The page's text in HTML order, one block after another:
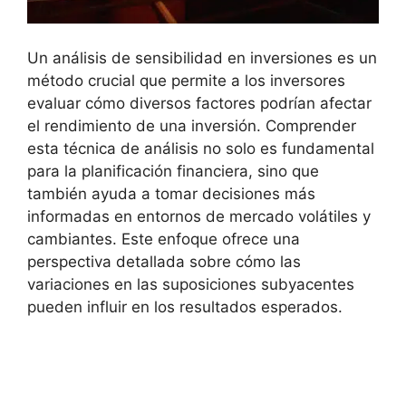
Un análisis de sensibilidad​ en inversiones es un
‍método crucial que ​permite a los inversores
evaluar cómo diversos‍ factores podrían afectar
el rendimiento de una inversión. ‌Comprender​
esta técnica⁢ de ⁣análisis no solo​ es fundamental
para la planificación financiera, sino que
también ayuda⁤ a​ tomar decisiones más
informadas en entornos de ‍mercado⁤ volátiles y
cambiantes. Este enfoque ofrece ⁢una
perspectiva detallada sobre cómo las
variaciones en‍ las suposiciones subyacentes
pueden influir en los resultados esperados.